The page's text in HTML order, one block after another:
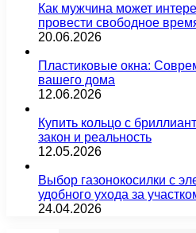
Как мужчина может
провести свободное
20.06.2026
Пластиковые окна:
вашего дома
12.06.2026
Купить кольцо с
закон и реальность
12.05.2026
Выбор газонокосилки с
удобного ухода за
24.04.2026